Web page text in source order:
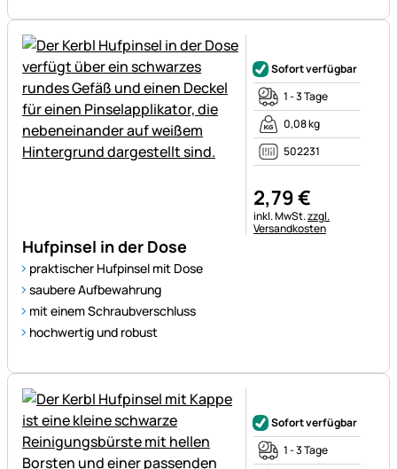
Hufpinsel in der Dose
praktischer Hufpinsel mit Dose
saubere Aufbewahrung
mit einem Schraubverschluss
hochwertig und robust
Sofort verfügbar
1 - 3 Tage
0,08 kg
502231
2,79€
Steuerhinweis:
inkl. MwSt.zzgl.
Versandkosten
Sofort verfügbar
1 - 3 Tage